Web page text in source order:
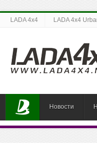
LADA 4x4 LADA 4x4
Новости